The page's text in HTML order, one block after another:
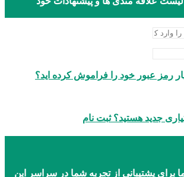
رمز عبور خود را فراموش کرده اید؟
جدید هستید؟ ثبت نام
پشتیبانی از تجربه شما در سراسر این